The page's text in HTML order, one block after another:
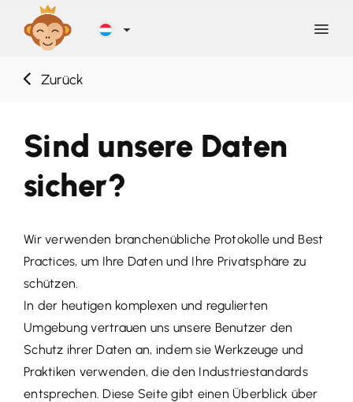
Blog
Hilfe
Kontakt
Registrierung
ANMELDEN
Zurück
Sind unsere Daten
sicher?
Wir verwenden branchenübliche Protokolle und Best
Practices, um Ihre Daten und Ihre Privatsphäre zu
schützen.
In der heutigen komplexen und regulierten
Umgebung vertrauen uns unsere Benutzer den
Schutz ihrer Daten an, indem sie Werkzeuge und
Praktiken verwenden, die den Industriestandards
entsprechen. Diese Seite gibt einen Überblick über